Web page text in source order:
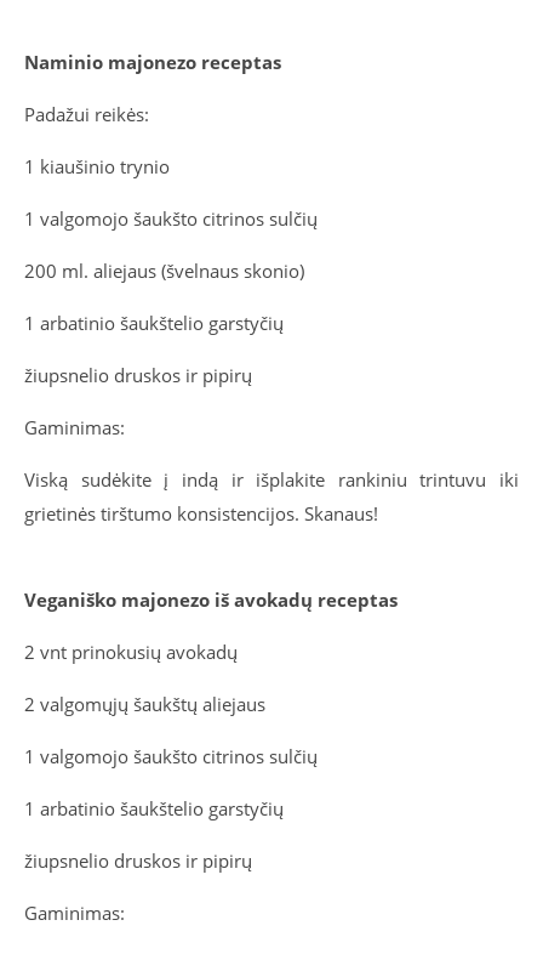
Naminio majonezo receptas
Padažui reikės:
1 kiaušinio trynio
1 valgomojo šaukšto citrinos sulčių
200 ml. aliejaus (švelnaus skonio)
1 arbatinio šaukštelio garstyčių
žiupsnelio druskos ir pipirų
Gaminimas:
Viską sudėkite į indą ir išplakite rankiniu trintuvu iki
grietinės tirštumo konsistencijos. Skanaus!
Veganiško majonezo iš avokadų receptas
2 vnt prinokusių avokadų
2 valgomųjų šaukštų aliejaus
1 valgomojo šaukšto citrinos sulčių
1 arbatinio šaukštelio garstyčių
žiupsnelio druskos ir pipirų
Gaminimas: